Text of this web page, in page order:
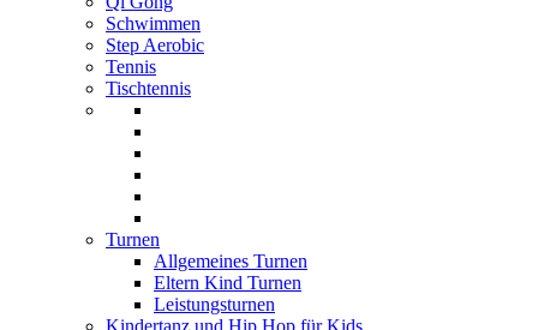
Schwimmen
Step Aerobic
Tennis
Tischtennis
Turnen
Allgemeines Turnen
Eltern Kind Turnen
Leistungsturnen
Kindertanz und Hip Hop für Kids